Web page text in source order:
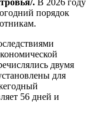
порядок
двумя
для
56 дней и